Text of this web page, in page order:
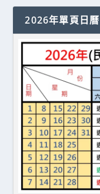
2026年單頁日曆